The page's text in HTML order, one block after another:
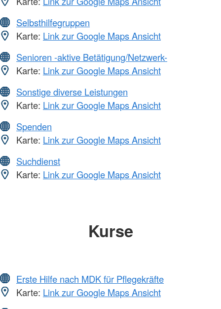
Selbsthilfegruppen
Karte: Link zur Google Maps Ansicht
Senioren -aktive Betätigung/Netzwerk-
Karte: Link zur Google Maps Ansicht
Sonstige diverse Leistungen
Karte: Link zur Google Maps Ansicht
Spenden
Karte: Link zur Google Maps Ansicht
Suchdienst
Karte: Link zur Google Maps Ansicht
Kurse
Erste Hilfe nach MDK für Pflegekräfte
Karte: Link zur Google Maps Ansicht